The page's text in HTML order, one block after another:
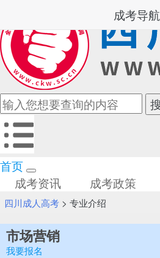
首页
成考资讯
成考政策
四川成人高考> 专业介绍
市场营销
我要报名
成考导航